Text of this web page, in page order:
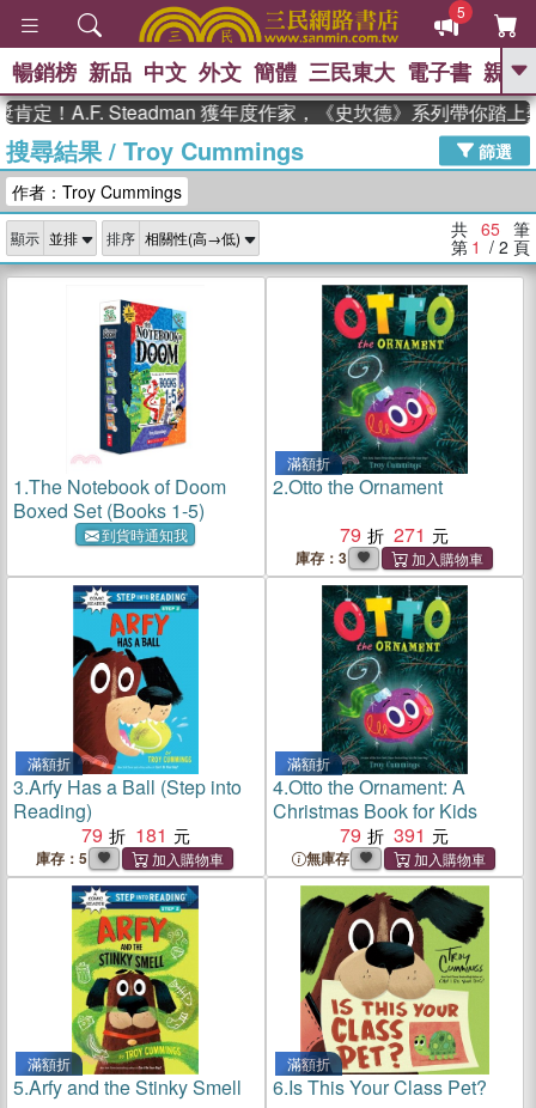
5
GO
熱搜： 東野圭吾 高希均教授回憶錄
、 The Odyssey 、 父親節 、 如果歷
獎 臺灣漫遊錄 、 方念華 、 台灣的李
登輝時代
數學女孩：黎曼猜想 、
偉大的迷走神經
暢銷榜 新品 中文 外文 簡體 三民東大 電子書 親子
Steadman 獲年度作家，《史坎德》系列帶你踏上熱血奇
搜尋結果/ Troy Cummings
篩選
作者：Troy Cummings
顯示 排序 共 65 筆
第 1 / 2 頁
1.The Notebook of Doom
Boxed Set (Books 1-5)
到貨時通知我
滿額折
2.Otto the Ornament
79
271
庫存：3
滿額折
3.Arfy Has a Ball (Step into
Reading)
79
181
庫存：5
滿額折
4.Otto the Ornament: A
Christmas Book for Kids
79
391
無庫存
滿額折
5.Arfy and the Stinky Smell
滿額折
6.Is This Your Class Pet?